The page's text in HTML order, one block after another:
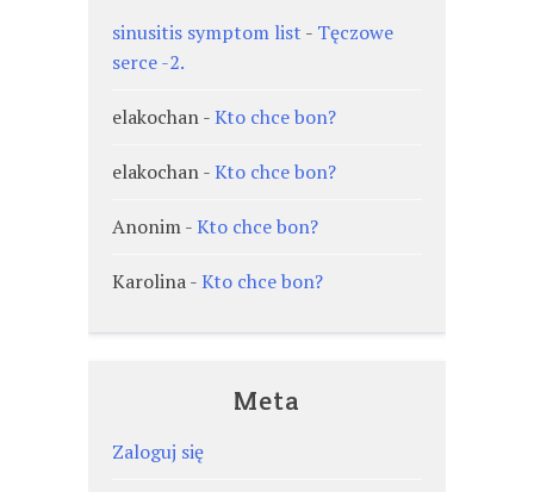
sinusitis symptom list - Tęczowe
serce -2.
elakochan-Kto chce bon?
elakochan-Kto chce bon?
Anonim-Kto chce bon?
Karolina-Kto chce bon?
Meta
Zaloguj się